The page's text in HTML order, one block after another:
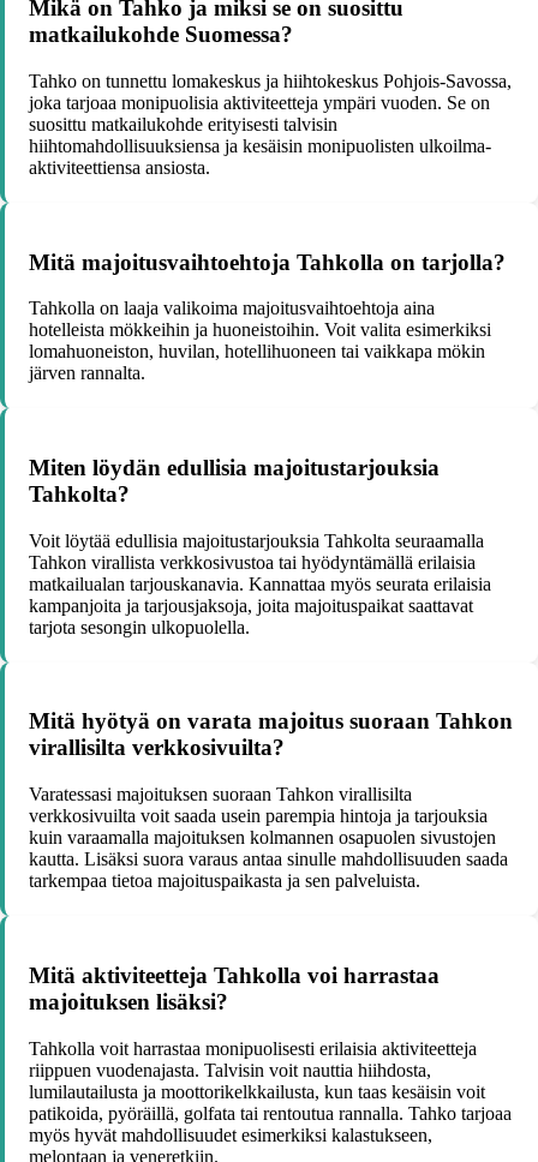
Mikä on Tahko ja miksi se on suosittu
matkailukohde Suomessa?
Tahko on tunnettu lomakeskus ja hiihtokeskus Pohjois-Savossa,
joka tarjoaa monipuolisia aktiviteetteja ympäri vuoden. Se on
suosittu matkailukohde erityisesti talvisin
hiihtomahdollisuuksiensa ja kesäisin monipuolisten ulkoilma-
aktiviteettiensa ansiosta.
Mitä majoitusvaihtoehtoja Tahkolla on tarjolla?
Tahkolla on laaja valikoima majoitusvaihtoehtoja aina
hotelleista mökkeihin ja huoneistoihin. Voit valita esimerkiksi
lomahuoneiston, huvilan, hotellihuoneen tai vaikkapa mökin
järven rannalta.
Miten löydän edullisia majoitustarjouksia
Tahkolta?
Voit löytää edullisia majoitustarjouksia Tahkolta seuraamalla
Tahkon virallista verkkosivustoa tai hyödyntämällä erilaisia
matkailualan tarjouskanavia. Kannattaa myös seurata erilaisia
kampanjoita ja tarjousjaksoja, joita majoituspaikat saattavat
tarjota sesongin ulkopuolella.
Mitä hyötyä on varata majoitus suoraan Tahkon
virallisilta verkkosivuilta?
Varatessasi majoituksen suoraan Tahkon virallisilta
verkkosivuilta voit saada usein parempia hintoja ja tarjouksia
kuin varaamalla majoituksen kolmannen osapuolen sivustojen
kautta. Lisäksi suora varaus antaa sinulle mahdollisuuden saada
tarkempaa tietoa majoituspaikasta ja sen palveluista.
Mitä aktiviteetteja Tahkolla voi harrastaa
majoituksen lisäksi?
Tahkolla voit harrastaa monipuolisesti erilaisia aktiviteetteja
riippuen vuodenajasta. Talvisin voit nauttia hiihdosta,
lumilautailusta ja moottorikelkkailusta, kun taas kesäisin voit
patikoida, pyöräillä, golfata tai rentoutua rannalla. Tahko tarjoaa
myös hyvät mahdollisuudet esimerkiksi kalastukseen,
melontaan ja veneretkiin.